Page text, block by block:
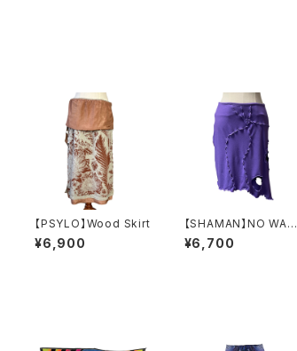
【PSYLO】Wood Skirt
¥6,900
【SHAMAN】NO WAR
Sミニスカート-パープル
¥6,700